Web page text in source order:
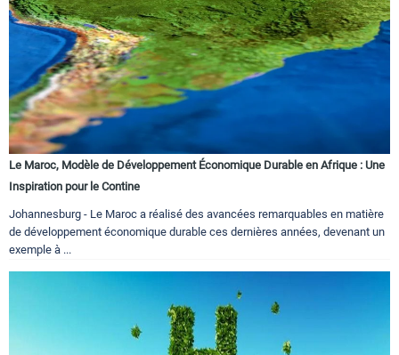
Le Maroc, Modèle de Développement Économique Durable en Afrique : Une
Inspiration pour le Contine
Johannesburg - Le Maroc a réalisé des avancées remarquables en matière
de développement économique durable ces dernières années, devenant un
exemple à ...